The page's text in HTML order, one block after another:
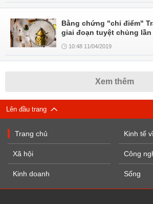
Bằng chứng "chỉ điểm"
giai đoạn tuyệt chủng
10:48 11/04/2019
Xem thêm
Lên đầu trang
Trang chủ
Xã hội
Kinh doanh
Kinh tế
Công
Sống